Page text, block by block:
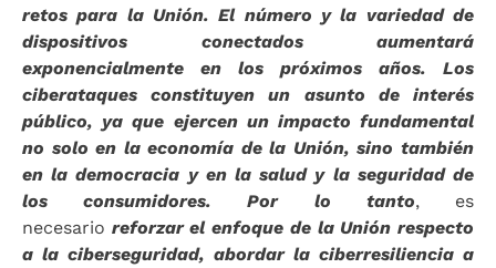
retos para la Unión. El número y la variedad de
dispositivos conectados aumentará
exponencialmente en los próximos años. Los
ciberataques constituyen un asunto de interés
público, ya que ejercen un impacto fundamental
no solo en la economía de la Unión, sino también
en la democracia y en la salud y la seguridad de
los consumidores.
Por lo tanto, es
necesario reforzar el enfoque de la Unión respecto
a la ciberseguridad, abordar la ciberresiliencia a